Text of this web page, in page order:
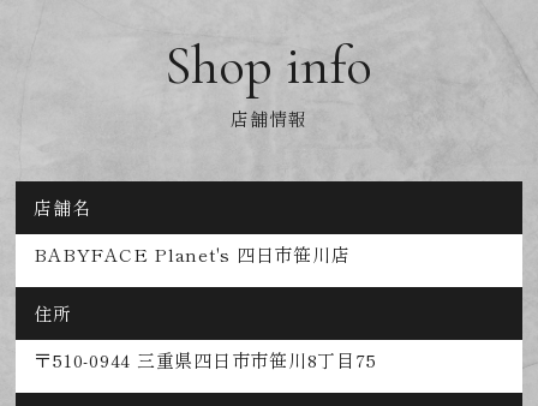
Shop info
店舗情報
店舗名
BABYFACE Planet's 四日市笹川店
住所
〒510-0944 三重県四日市市笹川8丁目75